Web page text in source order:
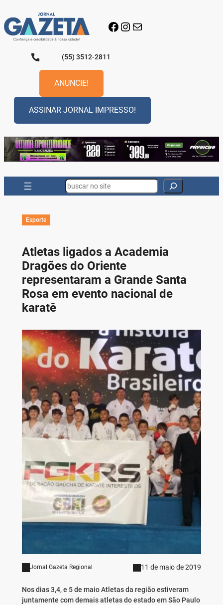
para
o
conteúdo
Facebook
Instagram
E-mail
(55) 3512-2811
ANUNCIE!
ASSINAR JORNAL IMPRESSO!
Search
Esporte
Atletas ligados a Academia
Dragões do Oriente
representaram a Grande Santa
Rosa em evento nacional de
karatê
Jornal Gazeta Regional 11 de maio de 2019
Nos dias 3,4, e 5 de maio Atletas da região estiveram
juntamente com demais atletas do estado em São Paulo